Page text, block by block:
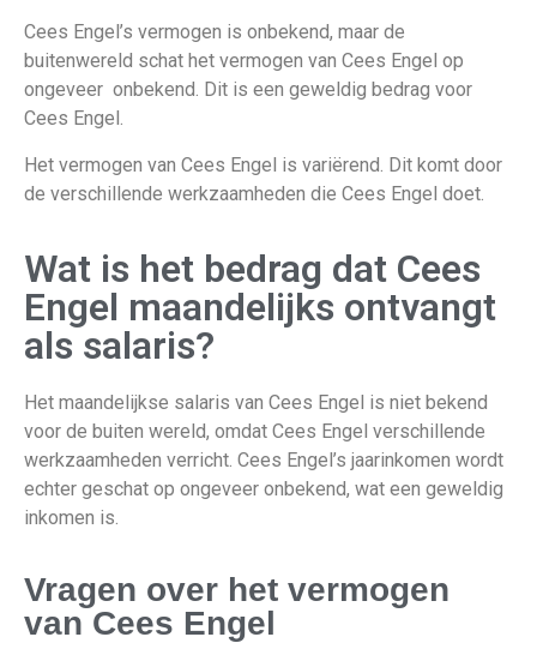
Cees Engel’s vermogen is onbekend, maar de
buitenwereld schat het vermogen van Cees Engel op
ongeveer onbekend. Dit is een geweldig bedrag voor
Cees Engel.
Het vermogen van Cees Engel is variërend. Dit komt door
de verschillende werkzaamheden die Cees Engel doet.
Wat is het bedrag dat Cees
Engel maandelijks ontvangt
als salaris?
Het maandelijkse salaris van Cees Engel is niet bekend
voor de buiten wereld, omdat Cees Engel verschillende
werkzaamheden verricht. Cees Engel’s jaarinkomen wordt
echter geschat op ongeveer onbekend, wat een geweldig
inkomen is.
Vragen over het vermogen
van Cees Engel